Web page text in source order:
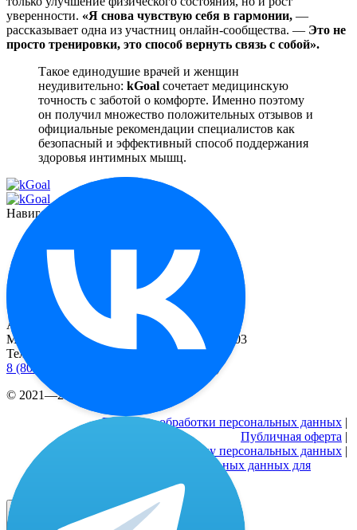
уверенности. «Я снова чувствую себя в гармонии, —
рассказывает одна из участниц онлайн-сообщества. — Это не
просто тренировки, это способ вернуть связь с собой».
Такое единодушие врачей и женщин
неудивительно: kGoal сочетает медицинскую
точность с заботой о комфорте. Именно поэтому
он получил множество положительных отзывов и
официальные рекомендации специалистов как
безопасный и эффективный способ поддержания
здоровья интимных мышц.
Навигация
О миостимуляторе
Отзывы
Контакты
Реквизиты
Адрес
Москва, 2-й Рощинский пр-д, д. 8, офис 603
Телефоны
8 (800) 333 24-77
© 2021—2026 |
Политика обработки персональных данных |
Публичная оферта |
Согласие на обработку персональных данных |
Согласие на обработку персональных данных для